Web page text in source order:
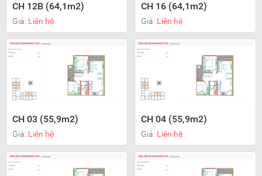
CH 12B (64,1m2)
Giá: Liên hệ
CH 16 (64,1m2)
Giá: Liên hệ
CH 03 (55,9m2)
Giá: Liên hệ
CH 04 (55,9m2)
Giá: Liên hệ